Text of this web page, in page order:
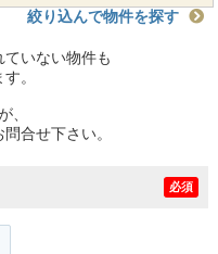
絞り込んで物件を探す
いない物件も
。
、
合せ下さい。
必須